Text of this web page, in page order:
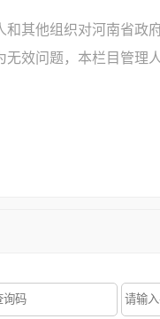
和其他组织对河南省政
无效问题，本栏目管理